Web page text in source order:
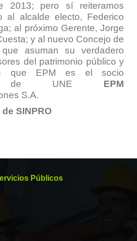
2013; pero sí reiteramos
al alcalde electo, Federico
al próximo Gerente, Jorge
y al nuevo Concejo de
asuman su verdadero
del patrimonio público y
que EPM es el socio
de UNE EPM
S.A.
SINPRO
Públicos